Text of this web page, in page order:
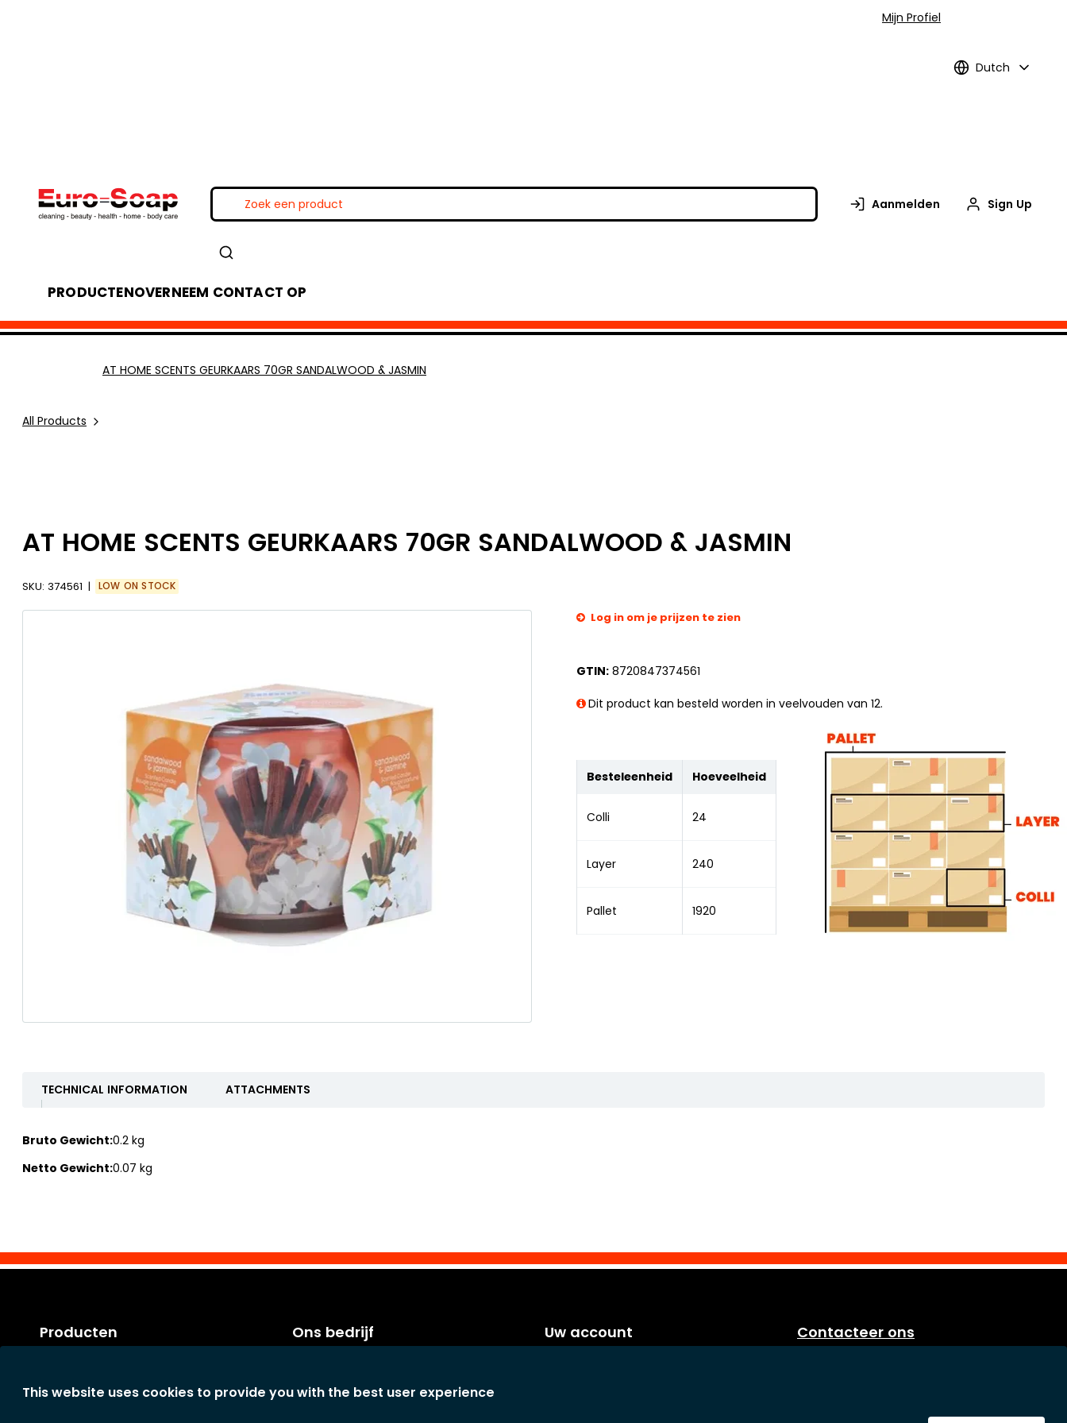
Mijn Profiel
Dutch
Aanmelden Sign Up
PRODUCTENOVERNEEM CONTACT OP
All Products
AT HOME SCENTS GEURKAARS 70GR SANDALWOOD & JASMIN
AT HOME SCENTS GEURKAARS 70GR SANDALWOOD & JASMIN
SKU: 374561 LOW ON STOCK
Log in om je prijzen te zien
GTIN: 8720847374561
Dit product kan besteld worden in veelvouden van 12.
Besteleenheid Hoeveelheid
Colli 24
Layer 240
Pallet 1920
TECHNICAL INFORMATION ATTACHMENTS
Bruto Gewicht:0.2 kg
Netto Gewicht:0.07 kg
Producten
Onze Schoonmaaktips
Ons bedrijf
Het bedrijf
Uw account Contacteer ons
This website uses cookies to provide you with the best user experience